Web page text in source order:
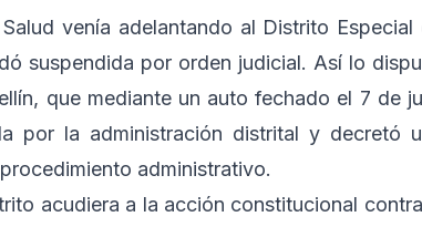
venía adelantando al Distrito Especial
suspendida por orden judicial. Así lo
que mediante un auto fechado el 7 de
por la administración distrital y decretó
administrativo.
acudiera a la acción constitucional